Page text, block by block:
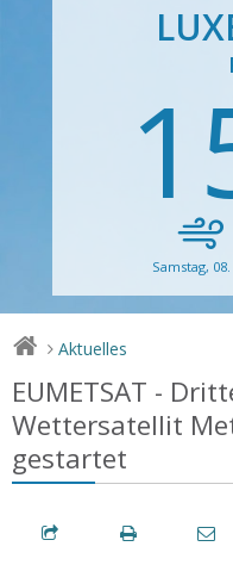
Samstag,
> Aktuelles
EUMETSAT -
Wettersatellit
gestartet